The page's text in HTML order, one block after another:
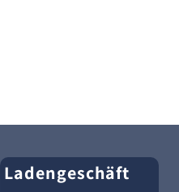
Ladengeschäft